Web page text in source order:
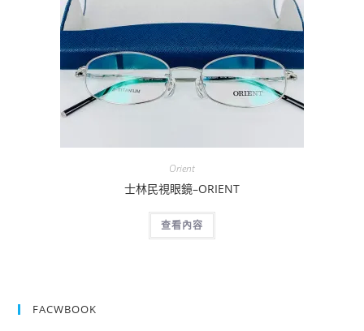
Orient
士林民視眼鏡–ORIENT
查看內容
FACWBOOK